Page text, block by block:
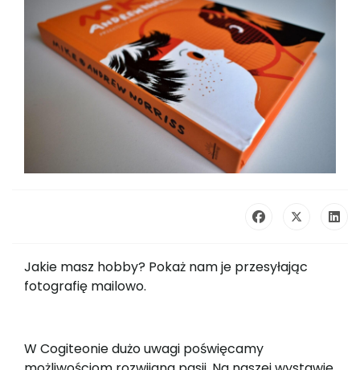
Jakie masz hobby? Pokaż nam je przesyłając
fotografię mailowo.
W Cogiteonie dużo uwagi poświęcamy